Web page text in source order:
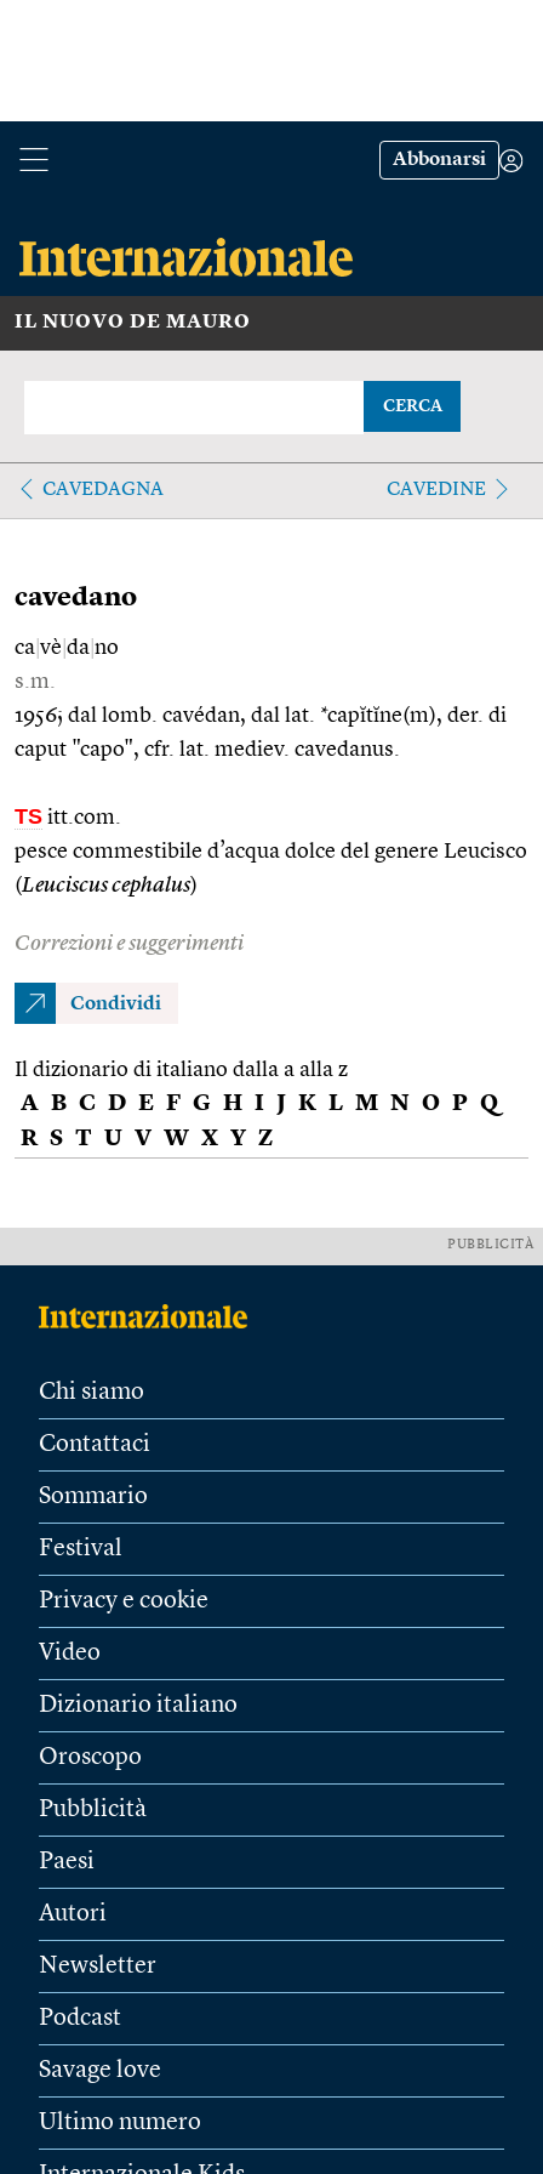
Abbonarsi
IL NUOVO DE MAURO
CERCA
CAVEDAGNA CAVEDINE
cavedano
ca vè da no
s.m.
1956; dal lomb. cavédan, dal lat. *capĭtĭne(m), der. di
caput "capo", cfr. lat. mediev. cavedanus.
TS itt.com.
pesce commestibile d’acqua dolce del genere Leucisco
(Leuciscus cephalus)
Correzioni e suggerimenti
Condividi
Il dizionario di italiano dalla a alla z
A B C D E F G H I J K L M N O P Q
R S T U V W X Y Z
PUBBLICITÀ
Chi siamo
Contattaci
Sommario
Festival
Privacy e cookie
Video
Dizionario italiano
Oroscopo
Pubblicità
Paesi
Autori
Newsletter
Podcast
Savage love
Ultimo numero